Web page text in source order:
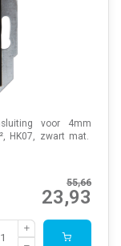
voor 4mm
HK07, zwart mat.
55,66
23,93